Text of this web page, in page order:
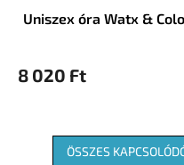
Uniszex óra Watx &
8 020 Ft
ÖSSZES